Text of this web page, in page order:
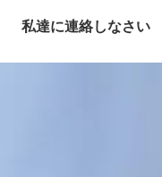
私達に連絡しなさい